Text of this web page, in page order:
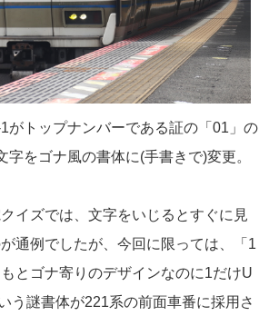
がトップナンバーである証の「01」の
字をゴナ風の書体に(手書きで)変更。
イズでは、文字をいじるとすぐに見
通例でしたが、今回に限っては、「1
とゴナ寄りのデザインなのに1だけU
う謎書体が221系の前面車番に採用さ